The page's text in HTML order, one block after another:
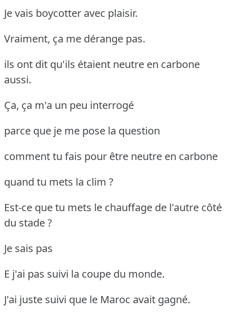
Je vais boycotter avec plaisir.
Vraiment, ça me dérange pas.
ils ont dit qu'ils étaient neutre en carbone
aussi.
Ça, ça m'a un peu interrogé
parce que je me pose la question
comment tu fais pour être neutre en carbone
quand tu mets la clim ?
Est-ce que tu mets le chauffage de l'autre côté
du stade ?
Je sais pas
E j'ai pas suivi la coupe du monde.
J'ai juste suivi que le Maroc avait gagné.